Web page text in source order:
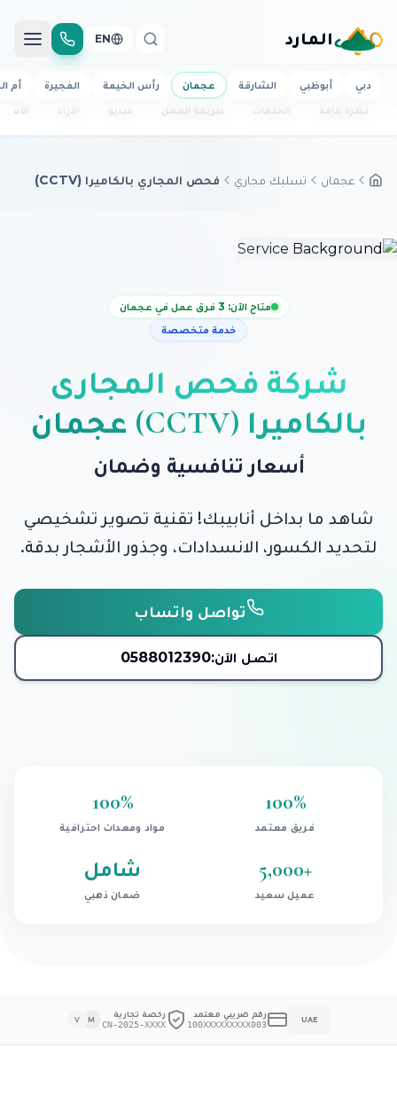
المارد EN
دبي أبوظبي الشارقة عجمان رأس الخيمة الفجيرة
أم
نظرة عامة
الخدمات طريقة العمل فيديو الآراء
عجمان تسليك مجاري فحص المجاري بالكاميرا (CCTV)
متاح الآن: 3 فرق عمل في عجمان
خدمة متخصصة
شركة فحص المجاري
بالكاميرا (CCTV) عجمان
أسعار تنافسية وضمان
شاهد ما بداخل أنابيبك! تقنية تصوير تشخيصي
لتحديد الكسور، الانسدادات، وجذور الأشجار بدقة.
تواصل واتساب
اتصل الآن:0588012390
100%
فريق معتمد
100%
مواد ومعدات احترافية
+
5,000
عميل سعيد
شامل
ضمان ذهبي
UAE رقم ضريبي معتمد
100XXXXXXXXX003
رخصة تجارية
CN-2025-XXXX
M
V